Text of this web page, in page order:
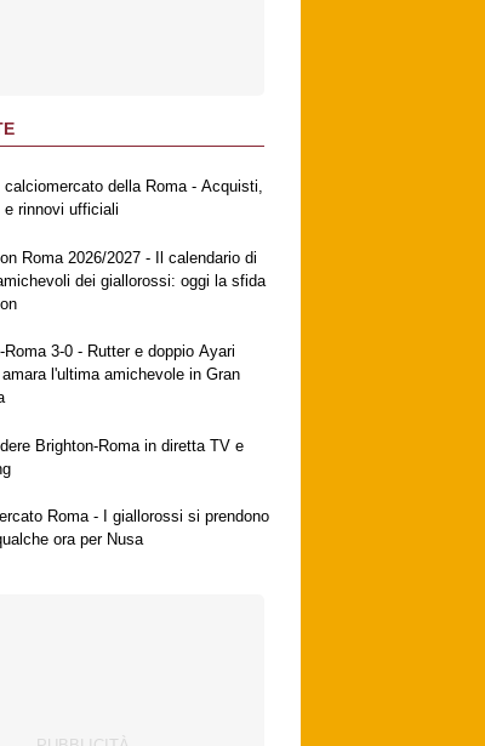
calciomercato della Roma - Acquisti,
rinnovi ufficiali
Roma 2026/2027 - Il calendario di
dei giallorossi: oggi la sfida
Roma 3-0 - Rutter e doppio Ayari
l'ultima amichevole in Gran
Brighton-Roma in diretta TV e
Roma - I giallorossi si prendono
ora per Nusa